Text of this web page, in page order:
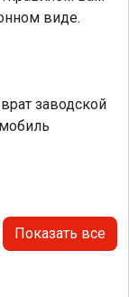
виде.
заводской
Показать все